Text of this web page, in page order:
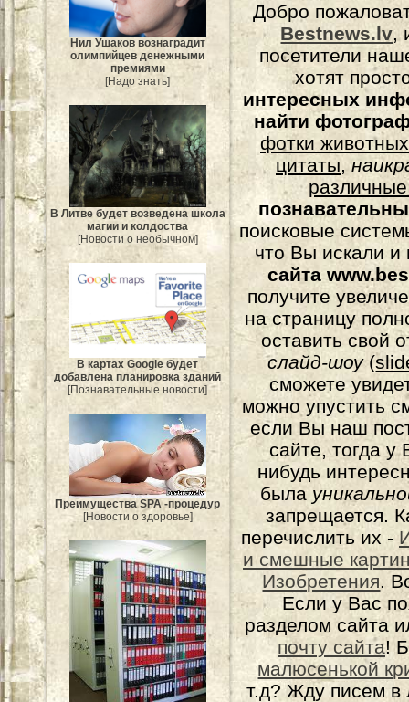
Нил Ушаков вознаградит
олимпийцев денежными
премиями
[Надо знать]
В Литве будет возведена школа
магии и колдоства
[Новости о необычном]
В картах Google будет
добавлена планировка зданий
[Познавательные новости]
Преимущества SPA -процедур
[Новости о здоровье]
Добро
Bestnews.lv,
посетители
хотят
интересных
найти
фотки животных
цитаты,
поисковые
что Вы искали и
сайта
получите
на страницу
оставить свой
слайд-шоу(
сможете
можно упустить
если Вы наш
сайте, тогда у
нибудь
была
запрещается.
перечислить их -
и смешные
Изобретения.
Если у Вас
разделом сайта
почту сайта!
малюсенькой
т.д? Жду писем в